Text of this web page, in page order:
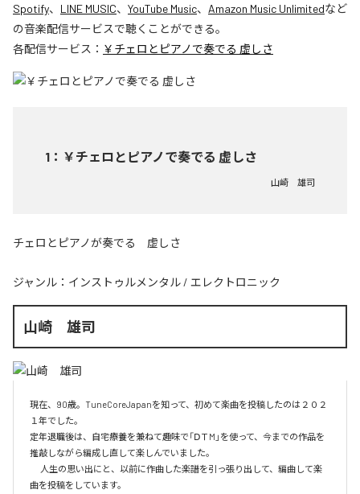
Spotify、 LINE MUSIC、 YouTube Music、 Amazon Music Unlimitedなど
の音楽配信サービスで聴くことができる。
各配信サービス： ￥チェロとピアノで奏でる 虚しさ
1 ： ￥チェロとピアノで奏でる 虚しさ
山崎 雄司
チェロとピアノが奏でる 虚しさ
ジャンル： インストゥルメンタル / エレクトロニック
山崎 雄司
現在、90歳。TuneCoreJapanを知って、初めて楽曲を投稿したのは２０２
１年でした。
定年退職後は、自宅療養を兼ねて趣味で「ⅮＴM」を使って、今までの作品を
推敲しながら編成し直して楽しんでいました。
人生の思い出にと、以前に作曲した楽譜を引っ張り出して、編曲して楽
曲を投稿をしています。